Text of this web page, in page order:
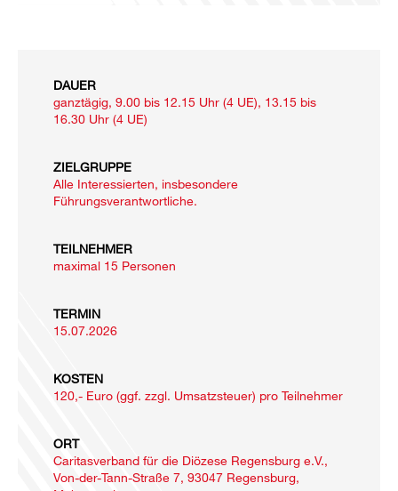
DAUER
ganztägig, 9.00 bis 12.15 Uhr (4 UE), 13.15 bis
16.30 Uhr (4 UE)
ZIELGRUPPE
Alle Interessierten, insbesondere
Führungsverantwortliche.
TEILNEHMER
maximal 15 Personen
TERMIN
15.07.2026
KOSTEN
120,- Euro (ggf. zzgl. Umsatzsteuer) pro Teilnehmer
ORT
Caritasverband für die Diözese Regensburg e.V.,
Von-der-Tann-Straße 7, 93047 Regensburg,